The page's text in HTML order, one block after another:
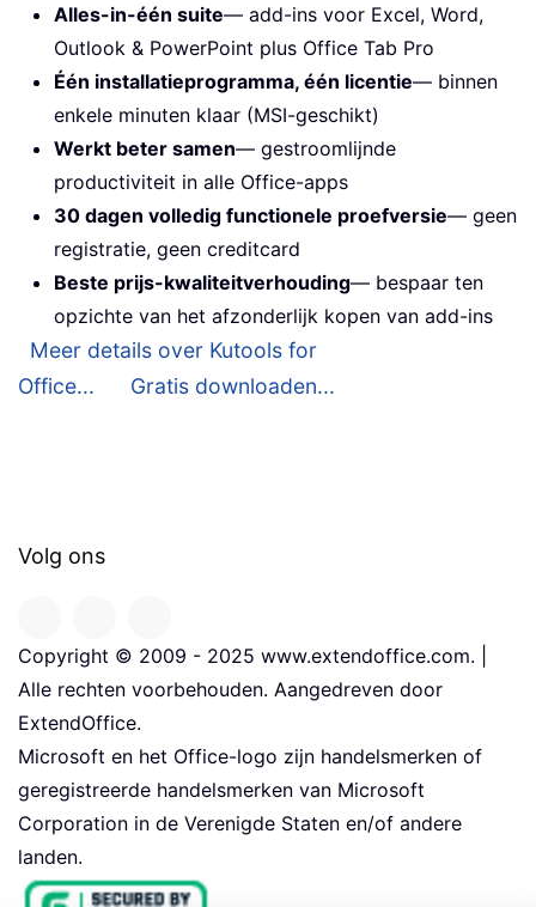
Alles-in-één suite— add-ins voor Excel, Word,
Outlook & PowerPoint plus Office Tab Pro
Één installatieprogramma, één licentie— binnen
enkele minuten klaar (MSI-geschikt)
Werkt beter samen— gestroomlijnde
productiviteit in alle Office-apps
30 dagen volledig functionele proefversie— geen
registratie, geen creditcard
Beste prijs-kwaliteitverhouding— bespaar ten
opzichte van het afzonderlijk kopen van add-ins
Meer details over Kutools for
Office...
Gratis downloaden...
Volg ons
Copyright © 2009 - 2025 www.extendoffice.com. |
Alle rechten voorbehouden. Aangedreven door
ExtendOffice.
Microsoft en het Office-logo zijn handelsmerken of
geregistreerde handelsmerken van Microsoft
Corporation in de Verenigde Staten en/of andere
landen.